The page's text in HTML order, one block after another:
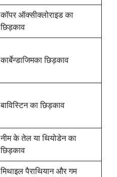
कॉपर ऑक्सीक्लोराइड का
छिड़काव
कार्बेन्डाजिमका छिड़काव
बाविस्टिन का छिड़काव
नीम के तेल या थियोडेन का
छिड़काव
मिथाइल पैराथियान और गम